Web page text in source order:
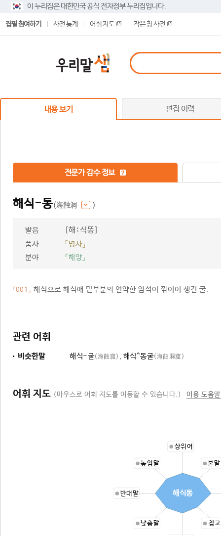
이 누리집은 대한민국 공식 전자정부 누리집입니다.
집필 참여하기 사전 통계 어휘 지도 작은 창 사전
내용 보기 편집 이력
전문가 감수 정보
해식-동(海蝕洞 )
발음 [해ː식똥]
품사
「명사」
분야
『해양』
「001」 해식으로 해식애 밑부분의 연약한 암석이 깎이어 생긴 굴.
관련 어휘
비슷한말 해식-굴(海蝕窟) , 해식^동굴(海蝕洞窟)
어휘 지도 (마우스로 어휘 지도를 이동할 수 있습니다.) 이용 도움
상위어
본
참
낮춤말
반대말
높임말
해식동